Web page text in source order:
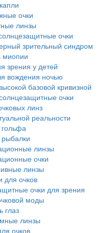
очки
линзы
очки
зрительный синдром
миопии
зрения у детей
вождения ночью
базовой кривизной
очки
линз
реальности
гольфа
линзы
очки
линзы
для очков
очки для зрения
моды
глаз
линзы
очков